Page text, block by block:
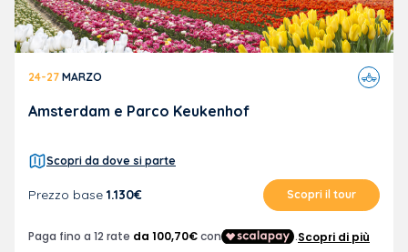
24-27 MARZO
Viaggi
in
Amsterdam e Parco Keukenhof
Scopri da dove si parte
Prezzo base 1.130€ Scopri il tour